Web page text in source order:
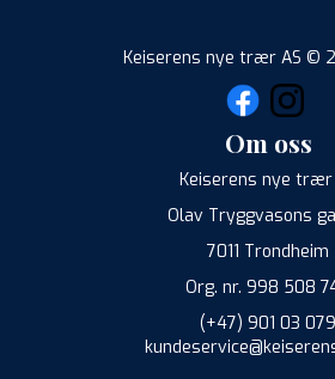
Keiserens nye trær AS ©
Om oss
Keiserens nye trær
Olav Tryggvasons
7011 Trondheim
Org. nr. 998 508
(+47) 901 03 079